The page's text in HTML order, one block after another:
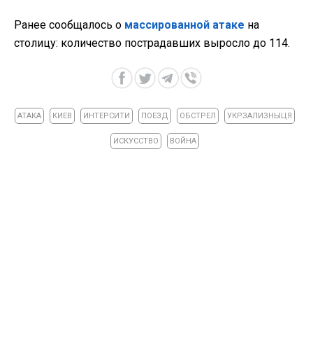
Ранее сообщалось о массированной атаке на
столицу: количество пострадавших выросло до 114.
АТАКА КИЕВ ИНТЕРСИТИ ПОЕЗД ОБСТРЕЛ УКРЗАЛИЗНЫЦЯ
ИСКУССТВО ВОЙНА